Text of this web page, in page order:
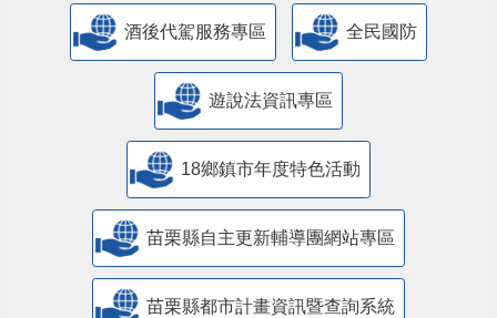
酒後代駕服務專區 全民國防
遊說法資訊專區
18鄉鎮市年度特色活動
苗栗縣自主更新輔導團網站專區
苗栗縣都市計畫資訊暨查詢系統